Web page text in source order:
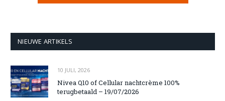
NIEUWE ARTIKELS
10 JULI, 2026
Nivea Q10 of Cellular nachtcrème 100%
terugbetaald – 19/07/2026